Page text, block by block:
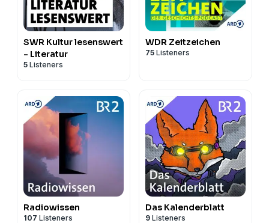
SWR Kultur lesenswert
- Literatur
5 Listeners
WDR Zeitzeichen
75 Listeners
Radiowissen
107 Listeners
Das Kalenderblatt
9 Listeners